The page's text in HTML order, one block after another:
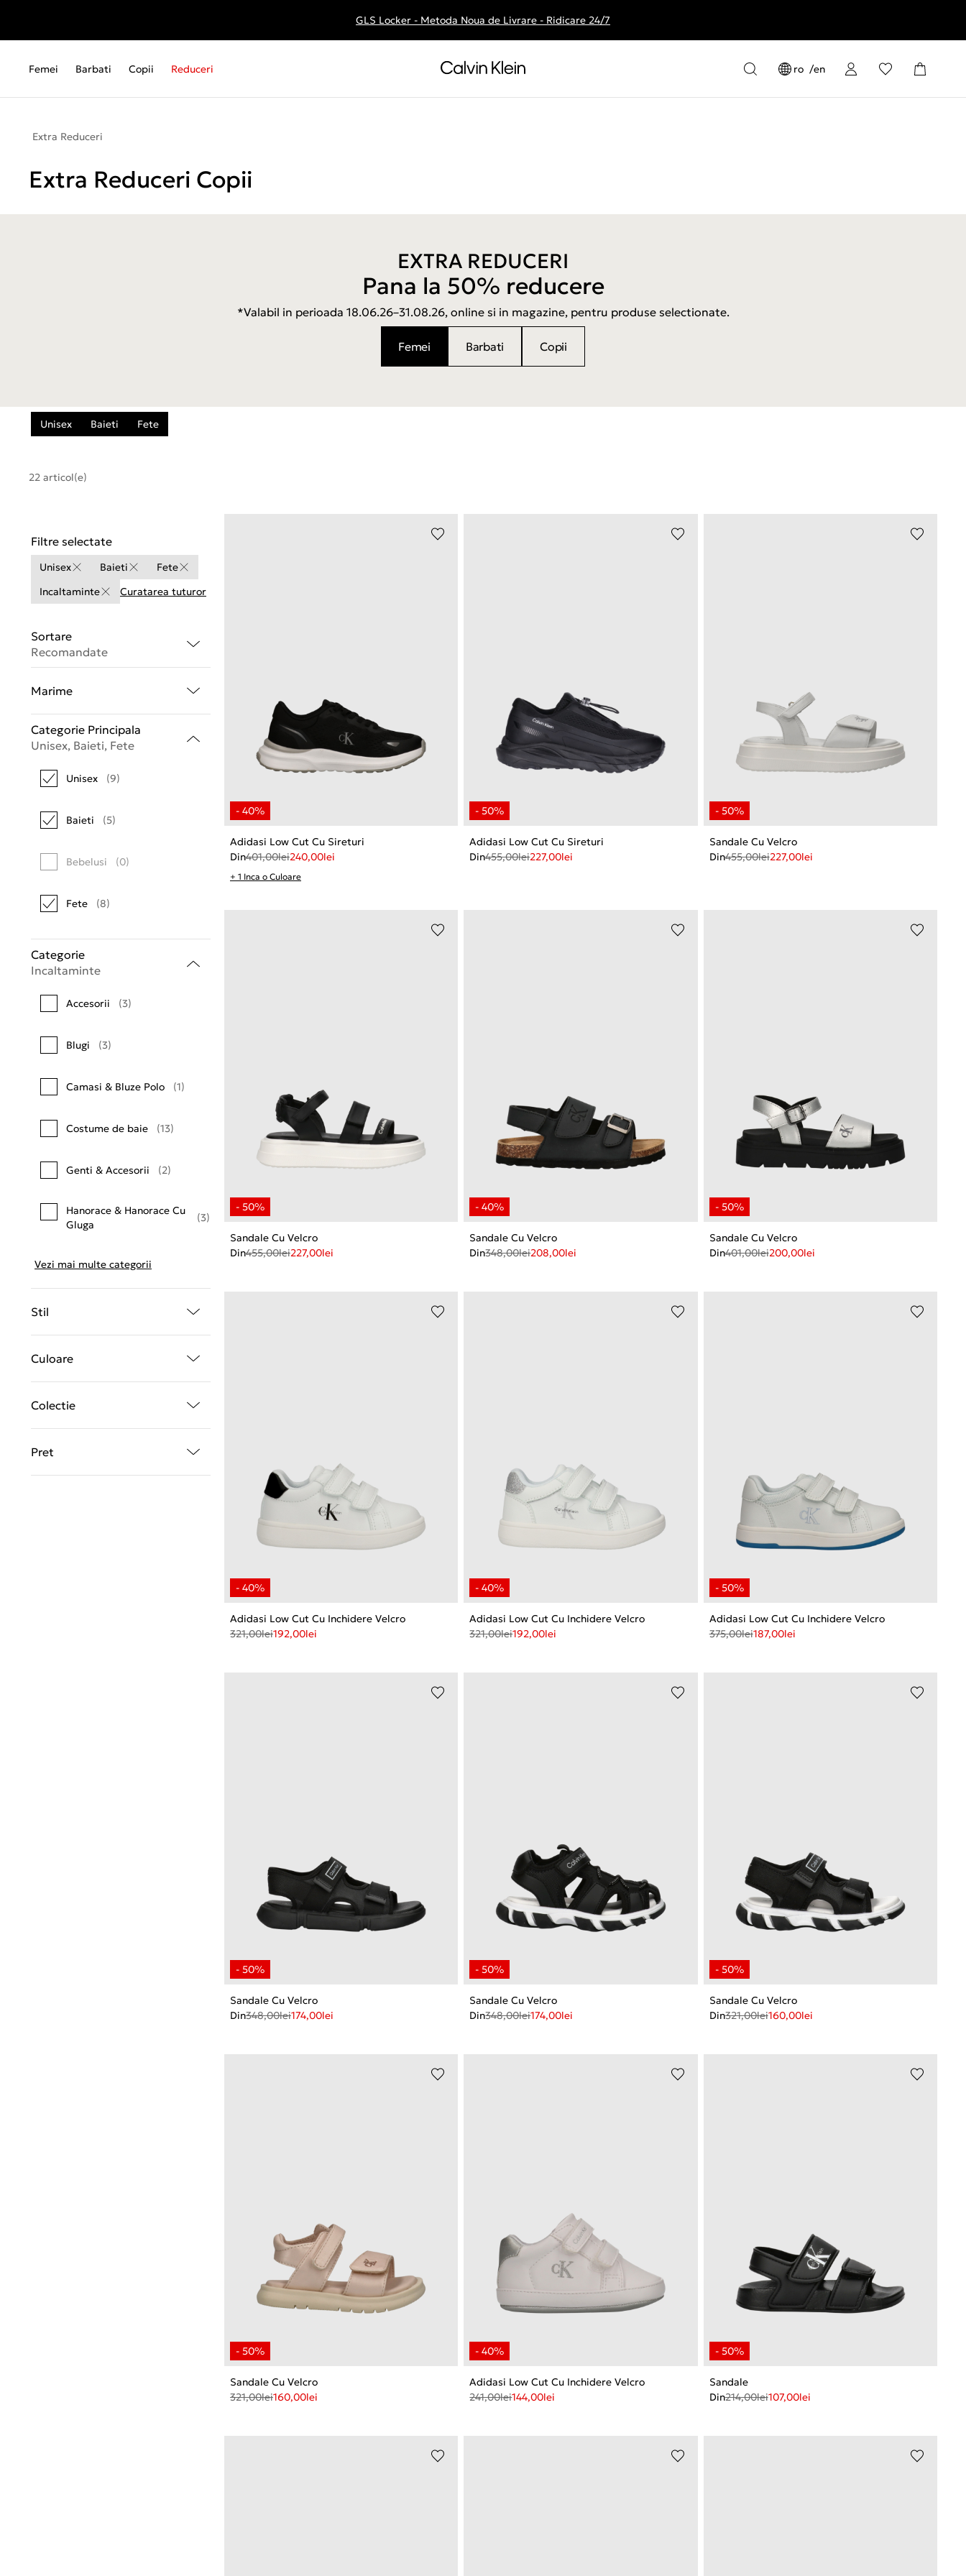
Livrare gratuita la comenzile de peste 250 RON
GLS Locker - Metoda Noua de Livrare - Ridicare 24/7
Femei Barbati Copii Reduceri ro en
Extra Reduceri
Extra Reduceri Copii
EXTRA REDUCERI
Pana la 50% reducere
*Valabil in perioada 18.06.26–31.08.26, online si in magazine, pentru produse selectionate.
Femei Barbati Copii
Unisex Baieti Fete
22 articol(e)
Filtre selectate
Unisex Baieti
Fete
Incaltaminte
Curatarea tuturor
Sortare
Recomandate
Marime
Categorie Principala
Unisex, Baieti, Fete
Unisex (9)
Baieti (5)
Bebelusi (0)
Fete (8)
Categorie
Incaltaminte
Accesorii (3)
Blugi (3)
Camasi & Bluze Polo (1)
Costume de baie (13)
Genti & Accesorii (2)
Hanorace & Hanorace Cu
Gluga
(3)
Vezi mai multe categorii
Stil
Culoare
Colectie
Pret
Adidasi Low Cut Cu Sireturi
Din401,00lei240,00lei
+ 1 Inca o Culoare
Adidasi Low Cut Cu Sireturi
Din455,00lei227,00lei
Sandale Cu Velcro
Din455,00lei227,00lei
Sandale Cu Velcro
Din455,00lei227,00lei
Sandale Cu Velcro
Din348,00lei208,00lei
Sandale Cu Velcro
Din401,00lei200,00lei
Adidasi Low Cut Cu Inchidere Velcro
321,00lei192,00lei
Adidasi Low Cut Cu Inchidere Velcro
321,00lei192,00lei
Adidasi Low Cut Cu Inchidere Velcro
375,00lei187,00lei
Sandale Cu Velcro
Din348,00lei174,00lei
Sandale Cu Velcro
Din348,00lei174,00lei
Sandale Cu Velcro
Din321,00lei160,00lei
Sandale Cu Velcro
321,00lei160,00lei
Adidasi Low Cut Cu Inchidere Velcro
241,00lei144,00lei
Sandale
Din214,00lei107,00lei